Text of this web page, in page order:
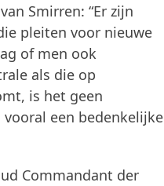
Smirren: “Er zijn
pleiten voor nieuwe
of men ook
als die op
is het geen
een bedenkelijke
Commandant der